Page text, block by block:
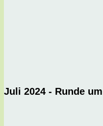
Juli 2024 - Runde